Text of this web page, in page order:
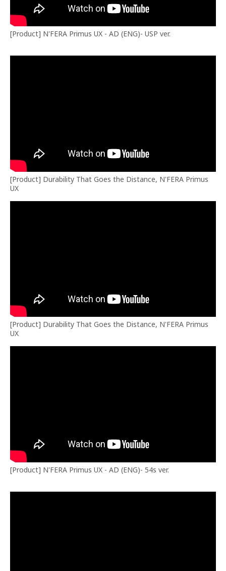
[Product] N'FERA Primus UX - AD (ENG)- USP ver.
[Product] Durability That Goes the Distance, N'FERA Primus
UX
[Product] Durability That Goes the Distance, N'FERA Primus
UX
[Product] N'FERA Primus UX - AD (ENG)- 54s ver.